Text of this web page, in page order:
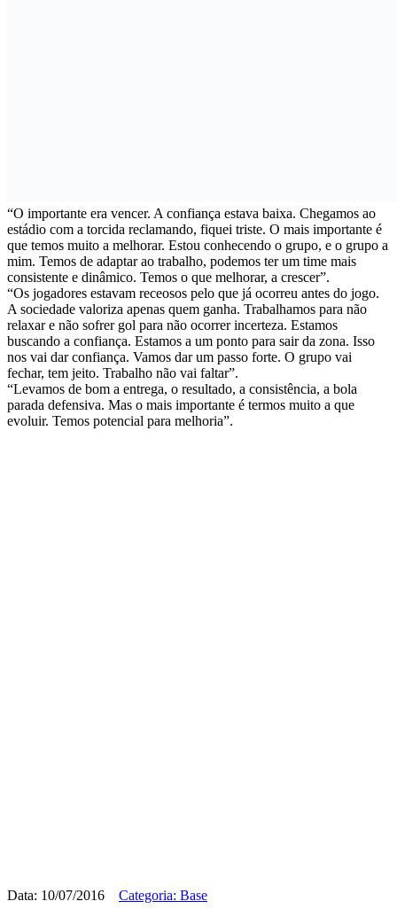
“O importante era vencer. A confiança estava baixa. Chegamos ao
estádio com a torcida reclamando, fiquei triste. O mais importante é
que temos muito a melhorar. Estou conhecendo o grupo, e o grupo a
mim. Temos de adaptar ao trabalho, podemos ter um time mais
consistente e dinâmico. Temos o que melhorar, a crescer”.
“Os jogadores estavam receosos pelo que já ocorreu antes do jogo.
A sociedade valoriza apenas quem ganha. Trabalhamos para não
relaxar e não sofrer gol para não ocorrer incerteza. Estamos
buscando a confiança. Estamos a um ponto para sair da zona. Isso
nos vai dar confiança. Vamos dar um passo forte. O grupo vai
fechar, tem jeito. Trabalho não vai faltar”.
“Levamos de bom a entrega, o resultado, a consistência, a bola
parada defensiva. Mas o mais importante é termos muito a que
evoluir. Temos potencial para melhoria”.
Data: 10/07/2016
Categoria: Base